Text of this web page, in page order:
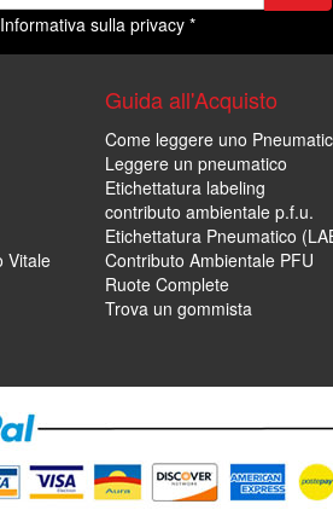
Informativa sulla privacy *
Vitale
Guida all'Acquisto
Come leggere uno
Leggere un pneumatico
Etichettatura labeling
contributo ambientale p.f.u.
Etichettatura Pneumatico
Contributo Ambientale PFU
Ruote Complete
Trova un gommista